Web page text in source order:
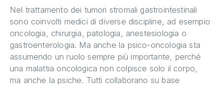
Nel trattamento dei tumori stromali gastrointestinali
sono coinvolti medici di diverse discipline, ad esempio
oncologia, chirurgia, patologia, anestesiologia o
gastroenterologia. Ma anche la psico-oncologia sta
assumendo un ruolo sempre più importante, perché
una malattia oncologica non colpisce solo il corpo,
ma anche la psiche. Tutti collaborano su base